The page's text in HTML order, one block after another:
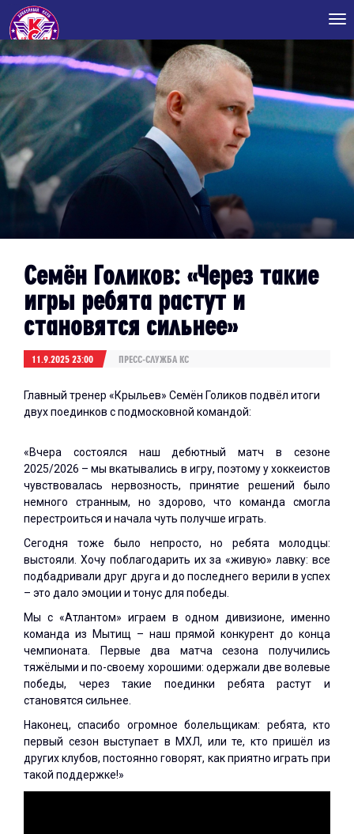
Семён Голиков: «Через такие
игры ребята растут и
становятся сильнее»
11.9.2025 23:00 ПРЕСС-СЛУЖБА КС
Главный тренер «Крыльев» Семён Голиков подвёл итоги
двух поединков с подмосковной командой:
«Вчера состоялся наш дебютный матч в сезоне
2025/2026 – мы вкатывались в игру, поэтому у хоккеистов
чувствовалась нервозность, принятие решений было
немного странным, но здорово, что команда смогла
перестроиться и начала чуть получше играть.
Сегодня тоже было непросто, но ребята молодцы:
выстояли. Хочу поблагодарить их за «живую» лавку: все
подбадривали друг друга и до последнего верили в успех
– это дало эмоции и тонус для победы.
Мы с «Атлантом» играем в одном дивизионе, именно
команда из Мытищ – наш прямой конкурент до конца
чемпионата. Первые два матча сезона получились
тяжёлыми и по-своему хорошими: одержали две волевые
победы, через такие поединки ребята растут и
становятся сильнее.
Наконец, спасибо огромное болельщикам: ребята, кто
первый сезон выступает в МХЛ, или те, кто пришёл из
других клубов, постоянно говорят, как приятно играть при
такой поддержке!»